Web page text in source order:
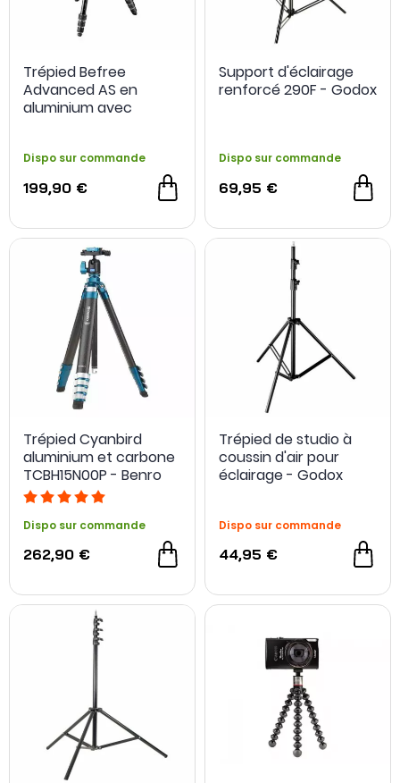
Trépied Befree
Advanced AS en
aluminium avec
Dispo sur commande
199,90 €
Support d'éclairage
renforcé 290F - Godox
Dispo sur commande
69,95 €
Trépied Cyanbird
aluminium et carbone
TCBH15N00P - Benro
Dispo sur commande
262,90 €
Trépied de studio à
coussin d'air pour
éclairage - Godox
Dispo sur commande
44,95 €